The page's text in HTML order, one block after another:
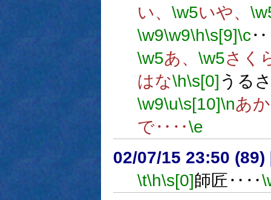
い、 \w5いや、
\w9\w9\h\s[9]\c
\w5あ、 \w5さく
はな\h\s[0] うる
\w9\u\s[10]\nあ
で‥‥\e
02/07/15 23:50 (89)
\t\h\s[0]師匠‥‥